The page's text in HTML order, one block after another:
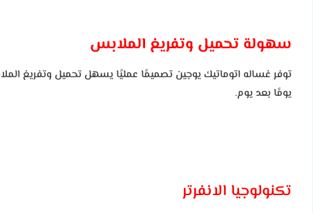
سهولة تحميل وتفريغ الملابس
توفر غساله اتوماتيك يوجين تصميمًا عمليًا يسهل تحميل وتفريغ
يومًا بعد يوم.
تكنولوجيا الانفرتر